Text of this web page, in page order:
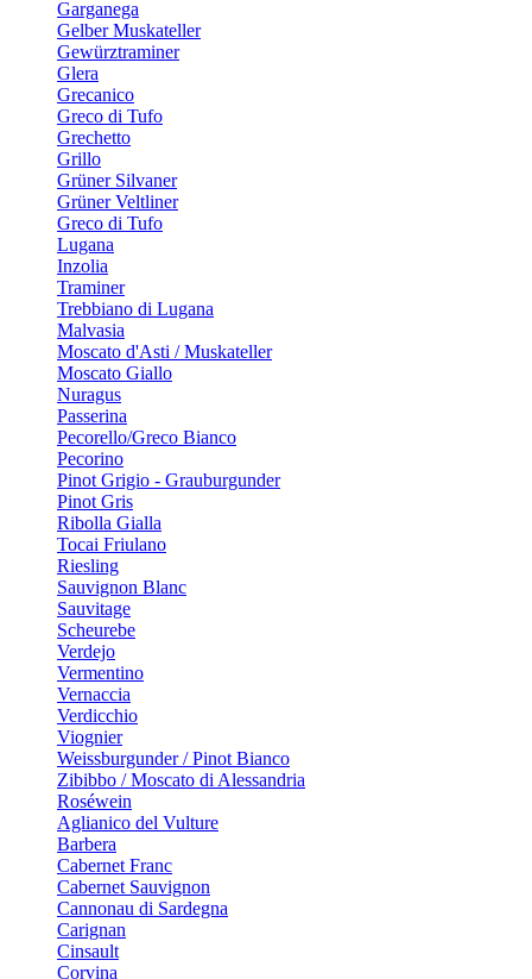
Garganega
Gelber Muskateller
Gewürztraminer
Glera
Grecanico
Greco di Tufo
Grechetto
Grillo
Grüner Silvaner
Grüner Veltliner
Greco di Tufo
Lugana
Inzolia
Traminer
Trebbiano di Lugana
Malvasia
Moscato d'Asti / Muskateller
Moscato Giallo
Nuragus
Passerina
Pecorello/Greco Bianco
Pecorino
Pinot Grigio - Grauburgunder
Pinot Gris
Ribolla Gialla
Tocai Friulano
Riesling
Sauvignon Blanc
Sauvitage
Scheurebe
Verdejo
Vermentino
Vernaccia
Verdicchio
Viognier
Weissburgunder / Pinot Bianco
Zibibbo / Moscato di Alessandria
Roséwein
Aglianico del Vulture
Barbera
Cabernet Franc
Cabernet Sauvignon
Cannonau di Sardegna
Carignan
Cinsault
Corvina